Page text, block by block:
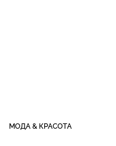
МОДА & КРАСОТА